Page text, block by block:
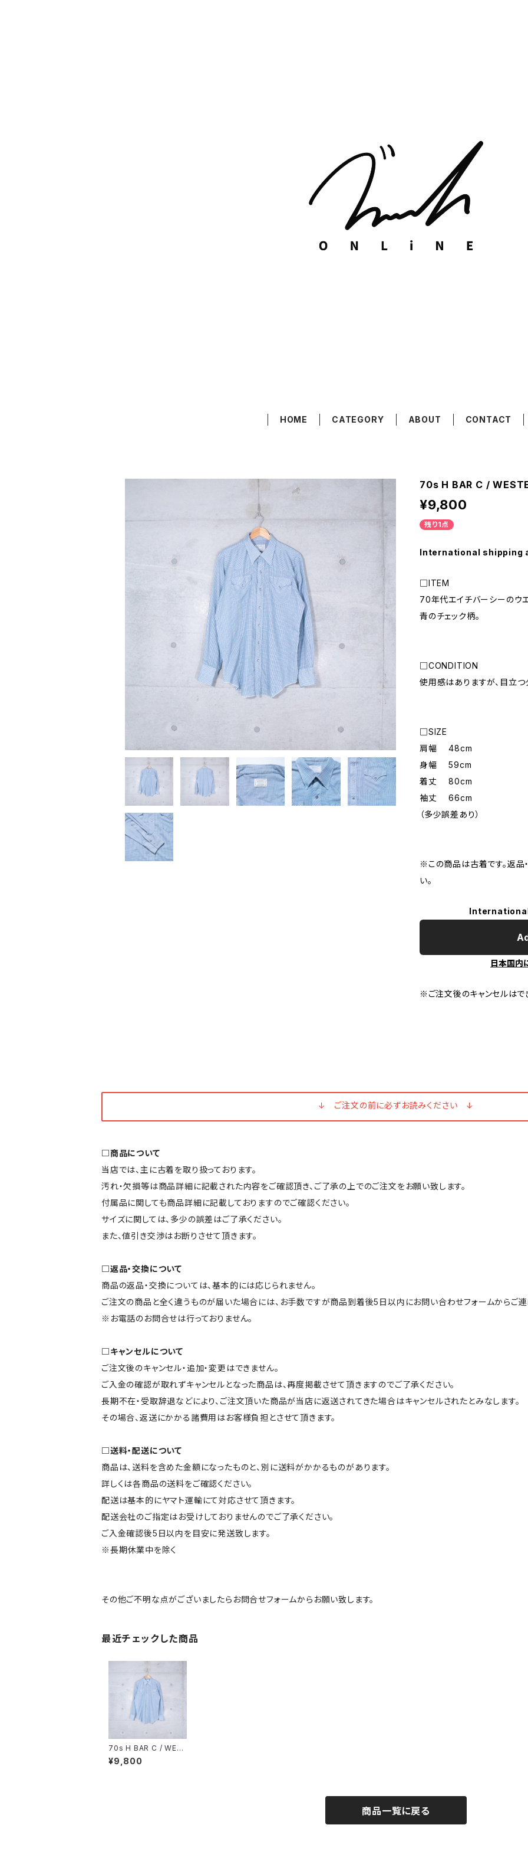
HOME CATEGORY ABOUT CONTACT
70s H BAR C /
¥9,800
残り1点
International shipping
□ITEM
70年代エイチバーシーのウエ
青のチェック柄。
□CONDITION
使用感はありますが、目立つ
□SIZE
肩幅 48cm
身幅 59cm
着丈 80cm
袖丈 66cm
（多少誤差あり）
※この商品は古着です。返品
い。
日本国内
※ご注文後のキャンセルはで
↓ ご注文の前に必ずお読みください ↓
□商品について
当店では、主に古着を取り扱っております。
汚れ・欠損等は商品詳細に記載された内容をご確認頂き、ご了承の上でのご注文をお願い致します。
付属品に関しても商品詳細に記載しておりますのでご確認ください。
サイズに関しては、多少の誤差はご了承ください。
また、値引き交渉はお断りさせて頂きます。
□返品・交換について
商品の返品・交換については、基本的には応じられません。
ご注文の商品と全く違うものが届いた場合には、お手数ですが商品到着後5日以内にお問い合わせフォームからご連
※お電話のお問合せは行っておりません。
□キャンセルについて
ご注文後のキャンセル・追加・変更はできません。
ご入金の確認が取れずキャンセルとなった商品は、再度掲載させて頂きますのでご了承ください。
長期不在・受取辞退などにより、ご注文頂いた商品が当店に返送されてきた場合はキャンセルされたとみなします。
その場合、返送にかかる諸費用はお客様負担とさせて頂きます。
□送料・配送について
商品は、送料を含めた金額になったものと、別に送料がかかるものがあります。
詳しくは各商品の送料をご確認ください。
配送は基本的にヤマト運輸にて対応させて頂きます。
配送会社のご指定はお受けしておりませんのでご了承ください。
ご入金確認後5日以内を目安に発送致します。
※長期休業中を除く
その他ご不明な点がございましたらお問合せフォームからお願い致します。
最近チェックした商品
70s H BAR C / WES
TERN SHIRT (used)
¥9,800
商品一覧に戻る